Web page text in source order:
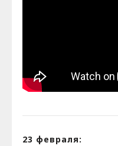
23 февраля: